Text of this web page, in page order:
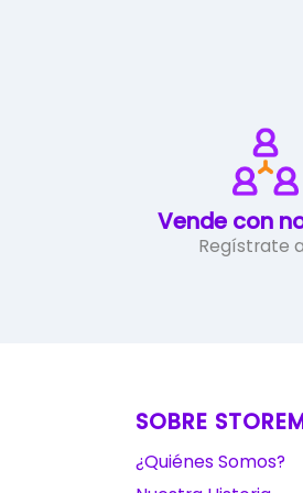
Vende con
Regístrate
SOBRE
¿Quiénes Somos?